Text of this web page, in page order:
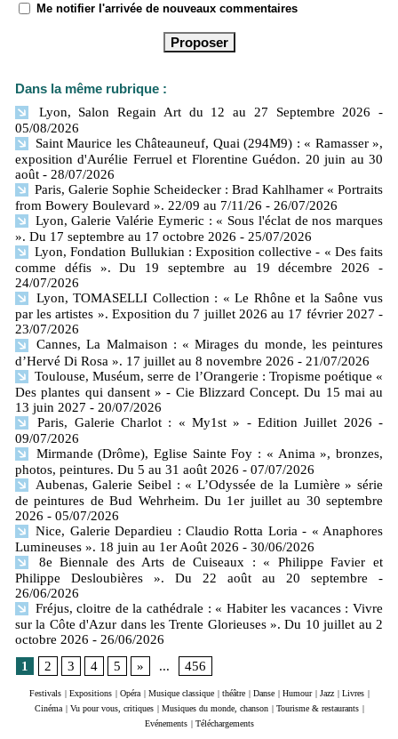
Me notifier l'arrivée de nouveaux commentaires
Dans la même rubrique :
Lyon, Salon Regain Art du 12 au 27 Septembre 2026
-
05/08/2026
Saint Maurice les Châteauneuf, Quai (294M9) : « Ramasser »,
exposition d'Aurélie Ferruel et Florentine Guédon. 20 juin au 30
août - 28/07/2026
Paris, Galerie Sophie Scheidecker : Brad Kahlhamer « Portraits
from Bowery Boulevard ». 22/09 au 7/11/26 - 26/07/2026
Lyon, Galerie Valérie Eymeric : « Sous l'éclat de nos marques
». Du 17 septembre au 17 octobre 2026 - 25/07/2026
Lyon, Fondation Bullukian : Exposition collective - « Des faits
comme défis ». Du 19 septembre au 19 décembre 2026
-
24/07/2026
Lyon, TOMASELLI Collection : « Le Rhône et la Saône vus
par les artistes ». Exposition du 7 juillet 2026 au 17 février 2027 -
23/07/2026
Cannes, La Malmaison : « Mirages du monde, les peintures
d’Hervé Di Rosa ». 17 juillet au 8 novembre 2026 - 21/07/2026
Toulouse, Muséum, serre de l’Orangerie : Tropisme poétique «
Des plantes qui dansent » - Cie Blizzard Concept. Du 15 mai au
13 juin 2027 - 20/07/2026
Paris, Galerie Charlot : « My1st » - Edition Juillet 2026 -
09/07/2026
Mirmande (Drôme), Eglise Sainte Foy : « Anima », bronzes,
photos, peintures. Du 5 au 31 août 2026 - 07/07/2026
Aubenas, Galerie Seibel : « L’Odyssée de la Lumière » série
de peintures de Bud Wehrheim. Du 1er juillet au 30 septembre
2026 - 05/07/2026
Nice, Galerie Depardieu : Claudio Rotta Loria - « Anaphores
Lumineuses ». 18 juin au 1er Août 2026 - 30/06/2026
8e Biennale des Arts de Cuiseaux : « Philippe Favier et
Philippe Desloubières ». Du 22 août au 20 septembre
-
26/06/2026
Fréjus, cloitre de la cathédrale : « Habiter les vacances : Vivre
sur la Côte d'Azur dans les Trente Glorieuses ». Du 10 juillet au 2
octobre 2026 - 26/06/2026
1
2 3 4 5 » ... 456
Festivals | Expositions | Opéra | Musique classique | théâtre | Danse | Humour | Jazz | Livres |
Cinéma | Vu pour vous, critiques | Musiques du monde, chanson | Tourisme & restaurants |
Evénements | Téléchargements